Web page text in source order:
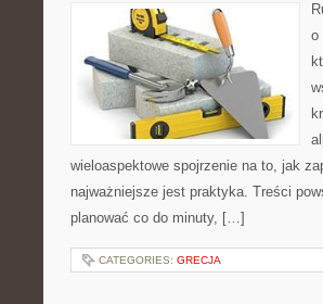
o
wieloaspektowe spojrzenie na to, jak
najważniejsze jest praktyka. Treści
planować co do minuty, […]
CATEGORIES: GRECJA